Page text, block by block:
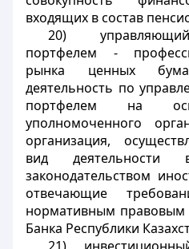
входящих в состав
20)
портфелем -
рынка ценных
деятельность по
портфелем на
уполномоченного
организация,
вид деятельности
законодательством
отвечающие
нормативным правовым
Банка Республики